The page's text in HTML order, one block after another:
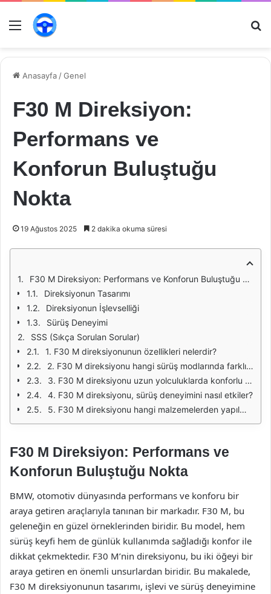
Menü
Anasayfa /Genel
F30 M Direksiyon:
Performans ve
Konforun Buluştuğu
Nokta
19 Ağustos 2025 2 dakika okuma süresi
F30 M Direksiyon: Performans ve Konforun Buluştuğu Nokta
Direksiyonun Tasarımı
Direksiyonun İşlevselliği
Sürüş Deneyimi
SSS (Sıkça Sorulan Sorular)
1. F30 M direksiyonunun özellikleri nelerdir?
2. F30 M direksiyonu hangi sürüş modlarında farklılık gösterir?
3. F30 M direksiyonu uzun yolculuklarda konforlu mu?
4. F30 M direksiyonu, sürüş deneyimini nasıl etkiler?
5. F30 M direksiyonu hangi malzemelerden yapılmıştır?
F30 M Direksiyon: Performans ve
Konforun Buluştuğu Nokta
BMW, otomotiv dünyasında performans ve konforu bir
araya getiren araçlarıyla tanınan bir markadır. F30 M, bu
geleneğin en güzel örneklerinden biridir. Bu model, hem
sürüş keyfi hem de günlük kullanımda sağladığı konfor ile
dikkat çekmektedir. F30 M’nin direksiyonu, bu iki öğeyi bir
araya getiren en önemli unsurlardan biridir. Bu makalede,
F30 M direksiyonunun tasarımı, işlevi ve sürüş deneyimine